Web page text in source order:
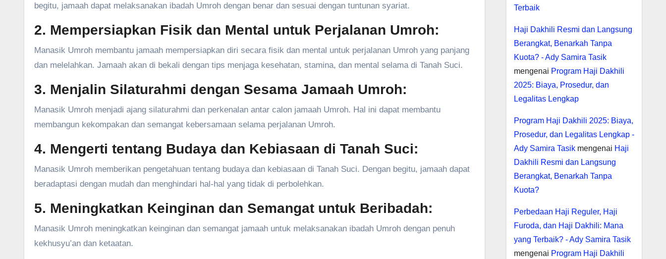
begitu, jamaah dapat melaksanakan ibadah Umroh dengan benar dan sesuai dengan tuntunan syariat.
2. Mempersiapkan Fisik dan Mental untuk Perjalanan Umroh:
Manasik Umroh membantu jamaah mempersiapkan diri secara fisik dan mental untuk perjalanan Umroh yang panjang
dan melelahkan. Jamaah akan di bekali dengan tips menjaga kesehatan, stamina, dan mental selama di Tanah Suci.
3. Menjalin Silaturahmi dengan Sesama Jamaah Umroh:
Manasik Umroh menjadi ajang silaturahmi dan perkenalan antar calon jamaah Umroh. Hal ini dapat membantu
membangun kekompakan dan semangat kebersamaan selama perjalanan Umroh.
4. Mengerti tentang Budaya dan Kebiasaan di Tanah Suci:
Manasik Umroh memberikan pengetahuan tentang budaya dan kebiasaan di Tanah Suci. Dengan begitu, jamaah dapat
beradaptasi dengan mudah dan menghindari hal-hal yang tidak di perbolehkan.
5. Meningkatkan Keinginan dan Semangat untuk Beribadah:
Manasik Umroh meningkatkan keinginan dan semangat jamaah untuk melaksanakan ibadah Umroh dengan penuh
kekhusyu’an dan ketaatan.
Terbaik
Haji Dakhili Resmi dan Langsung
Berangkat, Benarkah Tanpa
Kuota? - Ady Samira Tasik
mengenai Program Haji Dakhili
2025: Biaya, Prosedur, dan
Legalitas Lengkap
Program Haji Dakhili 2025: Biaya,
Prosedur, dan Legalitas Lengkap -
Ady Samira Tasikmengenai Haji
Dakhili Resmi dan Langsung
Berangkat, Benarkah Tanpa
Kuota?
Perbedaan Haji Reguler, Haji
Furoda, dan Haji Dakhili: Mana
yang Terbaik? - Ady Samira Tasik
mengenai Program Haji Dakhili